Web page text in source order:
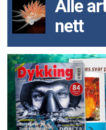
Alle
nett